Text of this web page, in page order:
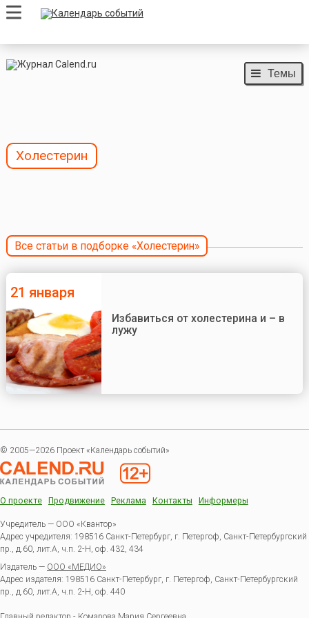
Темы
Холестерин
Все статьи в подборке «Холестерин»
21 января
Избавиться от холестерина и – в
лужу
© 2005—2026 Проект «Календарь событий»
О проекте Продвижение Реклама Контакты Информеры
Учредитель — ООО «Квантор»
Адрес учредителя: 198516 Санкт-Петербург, г. Петергоф, Санкт-Петербургский
пр., д.60, лит.А, ч.п. 2-Н, оф. 432, 434
Издатель — ООО «МЕДИО»
Адрес издателя: 198516 Санкт-Петербург, г. Петергоф, Санкт-Петербургский
пр., д.60, лит.А, ч.п. 2-Н, оф. 440